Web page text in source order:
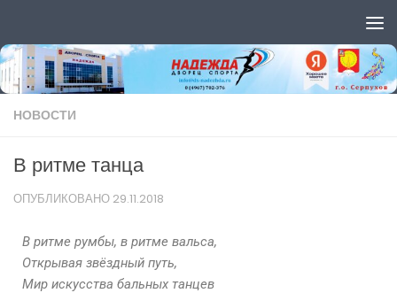
НОВОСТИ
В ритме танца
ОПУБЛИКОВАНО 29.11.2018
В ритме румбы, в ритме вальса,
Открывая звёздный путь,
Мир искусства бальных танцев